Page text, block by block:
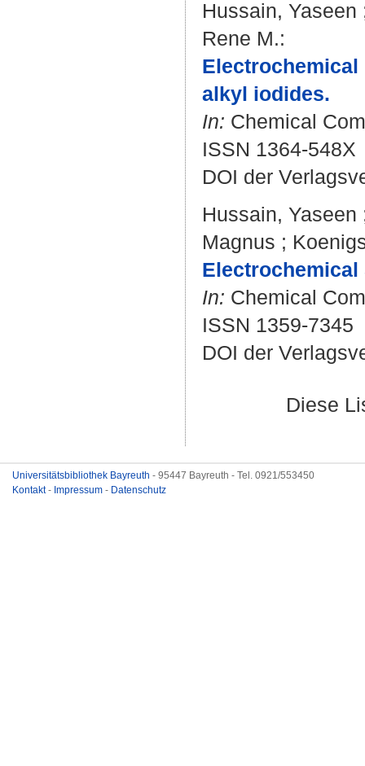
Hussain, Yaseen
Rene M.:
alkyl iodides.
In: Chemical
ISSN 1364-548X
DOI der
Hussain, Yaseen
Magnus ;
In: Chemical
ISSN 1359-7345
DOI der
Diese
Universitätsbibliothek Bayreuth - 95447 Bayreuth - Tel. 0921/553450
Kontakt- Impressum - Datenschutz